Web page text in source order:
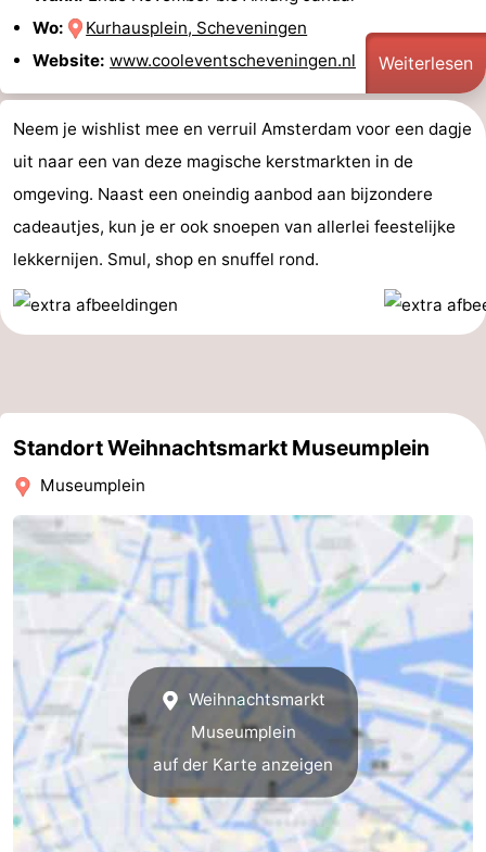
Wo:
Kurhausplein, Scheveningen
Website: www.cooleventscheveningen.nl Weiterlesen
Neem je wishlist mee en verruil Amsterdam voor een dagje
uit naar een van deze magische kerstmarkten in de
omgeving. Naast een oneindig aanbod aan bijzondere
cadeautjes, kun je er ook snoepen van allerlei feestelijke
lekkernijen. Smul, shop en snuffel rond.
Standort Weihnachtsmarkt Museumplein
Museumplein
Weihnachtsmarkt
Museumplein
auf der Karte anzeigen